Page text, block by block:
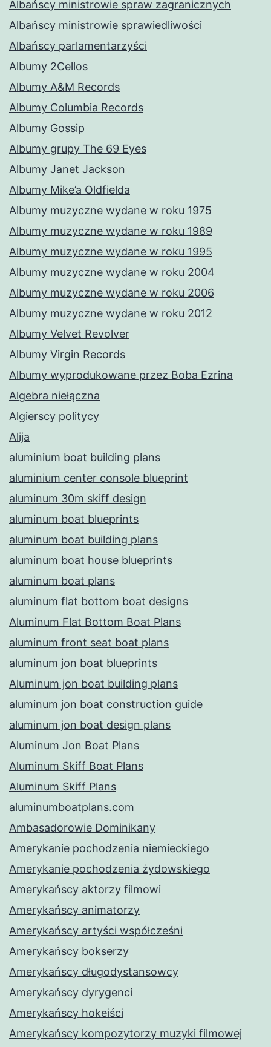
Albańscy ministrowie spraw zagranicznych
Albańscy ministrowie sprawiedliwości
Albańscy parlamentarzyści
Albumy 2Cellos
Albumy A&M Records
Albumy Columbia Records
Albumy Gossip
Albumy grupy The 69 Eyes
Albumy Janet Jackson
Albumy Mike’a Oldfielda
Albumy muzyczne wydane w roku 1975
Albumy muzyczne wydane w roku 1989
Albumy muzyczne wydane w roku 1995
Albumy muzyczne wydane w roku 2004
Albumy muzyczne wydane w roku 2006
Albumy muzyczne wydane w roku 2012
Albumy Velvet Revolver
Albumy Virgin Records
Albumy wyprodukowane przez Boba Ezrina
Algebra niełączna
Algierscy politycy
Alija
aluminium boat building plans
aluminium center console blueprint
aluminum 30m skiff design
aluminum boat blueprints
aluminum boat building plans
aluminum boat house blueprints
aluminum boat plans
aluminum flat bottom boat designs
Aluminum Flat Bottom Boat Plans
aluminum front seat boat plans
aluminum jon boat blueprints
Aluminum jon boat building plans
aluminum jon boat construction guide
aluminum jon boat design plans
Aluminum Jon Boat Plans
Aluminum Skiff Boat Plans
Aluminum Skiff Plans
aluminumboatplans.com
Ambasadorowie Dominikany
Amerykanie pochodzenia niemieckiego
Amerykanie pochodzenia żydowskiego
Amerykańscy aktorzy filmowi
Amerykańscy animatorzy
Amerykańscy artyści współcześni
Amerykańscy bokserzy
Amerykańscy długodystansowcy
Amerykańscy dyrygenci
Amerykańscy hokeiści
Amerykańscy kompozytorzy muzyki filmowej